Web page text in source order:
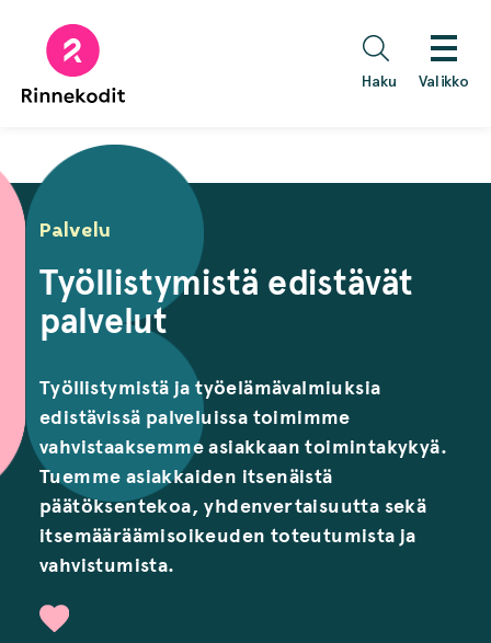
sisältöön
Haku Valikko
Palvelu
Työllistymistä edistävät
palvelut
Työllistymistä ja työelämävalmiuksia
edistävissä palveluissa toimimme
vahvistaaksemme asiakkaan toimintakykyä.
Tuemme asiakkaiden itsenäistä
päätöksentekoa, yhdenvertaisuutta sekä
itsemääräämisoikeuden toteutumista ja
vahvistumista.